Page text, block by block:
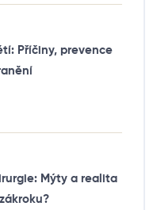
Příčiny, prevence
Mýty a realita